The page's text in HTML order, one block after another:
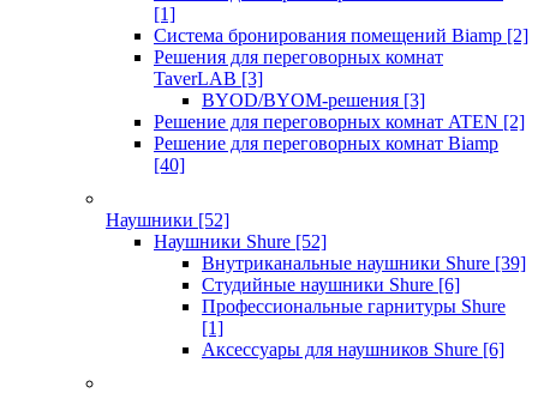
[1]
Система бронирования помещений Biamp [2]
Решения для переговорных комнат
TaverLAB [3]
BYOD/BYOM-решения [3]
Решение для переговорных комнат ATEN [2]
Решение для переговорных комнат Biamp
[40]
Наушники [52]
Наушники Shure [52]
Внутриканальные наушники Shure [39]
Студийные наушники Shure [6]
Профессиональные гарнитуры Shure
[1]
Аксессуары для наушников Shure [6]